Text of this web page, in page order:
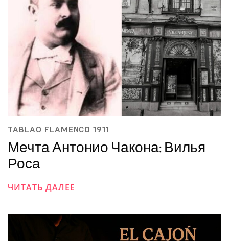
TABLAO FLAMENCO 1911
Мечта Антонио Чакона: Вилья
Роса
ЧИТАТЬ ДАЛЕЕ